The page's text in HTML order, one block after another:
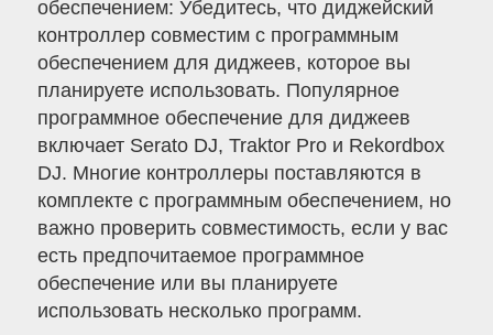
обеспечением: Убедитесь, что диджейский
контроллер совместим с программным
обеспечением для диджеев, которое вы
планируете использовать. Популярное
программное обеспечение для диджеев
включает Serato DJ, Traktor Pro и Rekordbox
DJ. Многие контроллеры поставляются в
комплекте с программным обеспечением, но
важно проверить совместимость, если у вас
есть предпочитаемое программное
обеспечение или вы планируете
использовать несколько программ.